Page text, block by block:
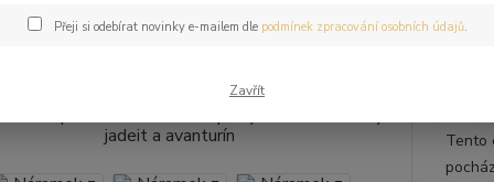
Tento
Přeji si odebírat novinky e-mailem dle podmínek zpracování osobních údajů.
Zavřít